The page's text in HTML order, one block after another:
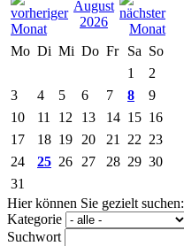
August
2026
Mo Di Mi Do Fr Sa So
1
2
3
4 5 6 7 8
9
10
11 12 13 14 15 16
17
18 19 20 21 22 23
24
25 26 27 28 29 30
31
Hier können Sie gezielt suchen:
Kategorie
Suchwort